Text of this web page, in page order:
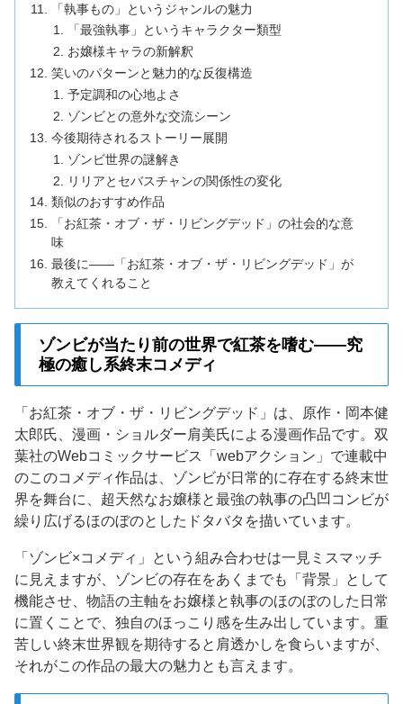
「執事もの」というジャンルの魅力
「最強執事」というキャラクター類型
お嬢様キャラの新解釈
笑いのパターンと魅力的な反復構造
予定調和の心地よさ
ゾンビとの意外な交流シーン
今後期待されるストーリー展開
ゾンビ世界の謎解き
リリアとセバスチャンの関係性の変化
類似のおすすめ作品
「お紅茶・オブ・ザ・リビングデッド」の社会的な意
味
最後に——「お紅茶・オブ・ザ・リビングデッド」が
教えてくれること
ゾンビが当たり前の世界で紅茶を嗜む——究
極の癒し系終末コメディ
「お紅茶・オブ・ザ・リビングデッド」は、原作・岡本健
太郎氏、漫画・ショルダー肩美氏による漫画作品です。双
葉社のWebコミックサービス「webアクション」で連載中
のこのコメディ作品は、ゾンビが日常的に存在する終末世
界を舞台に、超天然なお嬢様と最強の執事の凸凹コンビが
繰り広げるほのぼのとしたドタバタを描いています。
「ゾンビ×コメディ」という組み合わせは一見ミスマッチ
に見えますが、ゾンビの存在をあくまでも「背景」として
機能させ、物語の主軸をお嬢様と執事のほのぼのした日常
に置くことで、独自のほっこり感を生み出しています。重
苦しい終末世界観を期待すると肩透かしを食らいますが、
それがこの作品の最大の魅力とも言えます。